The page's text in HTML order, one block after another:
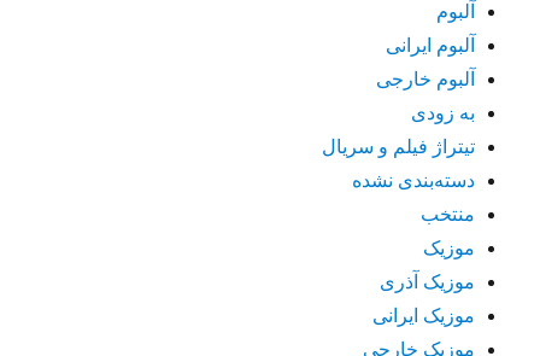
آلبوم
آلبوم ایرانی
آلبوم خارجی
به زودی
تیتراژ فیلم و سریال
دسته‌بندی نشده
منتخب
موزیک
موزیک آذری
موزیک ایرانی
موزیک خارجی